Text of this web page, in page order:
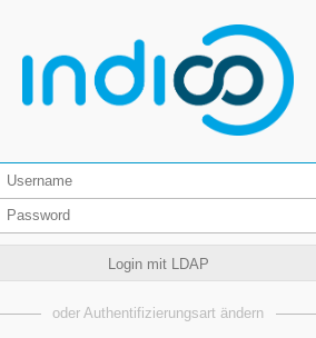
Login mit LDAP
oder Authentifizierungsart ändern